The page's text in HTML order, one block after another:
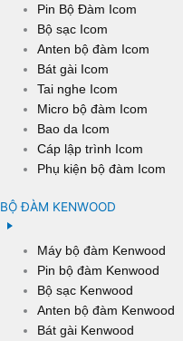
Pin Bộ Đàm Icom
Bộ sạc Icom
Anten bộ đàm Icom
Bát gài Icom
Tai nghe Icom
Micro bộ đàm Icom
Bao da Icom
Cáp lập trình Icom
Phụ kiện bộ đàm Icom
BỘ ĐÀM KENWOOD
Máy bộ đàm Kenwood
Pin bộ đàm Kenwood
Bộ sạc Kenwood
Anten bộ đàm Kenwood
Bát gài Kenwood